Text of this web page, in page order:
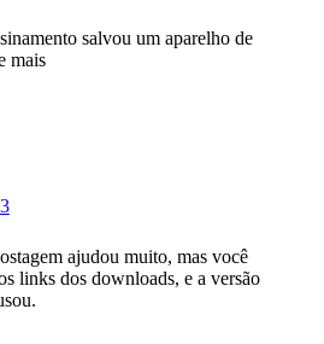
salvou um aparelho de
mais
ajudou muito, mas você
links dos downloads, e a versão